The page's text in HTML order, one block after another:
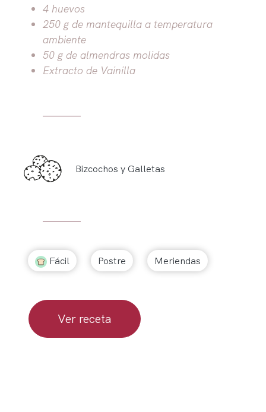
4 huevos
250 g de mantequilla a temperatura
ambiente
50 g de almendras molidas
Extracto de Vainilla
Bizcochos y Galletas
Fácil Postre Meriendas
Ver receta